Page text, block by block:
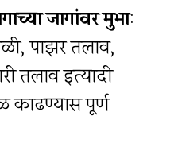
जागांवर मुभा:
पाझर तलाव,
तलाव इत्यादी
काढण्यास पूर्ण